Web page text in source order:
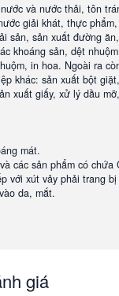
và nước thải, tôn
giải khát, thực
sản, sản xuất đường
khoáng sản, dệt
in hoa. Ngoài ra
khác: sản xuất bột
xuất giấy, xử lý dầu
mát.
các sản phẩm có
với xút vảy phải trang
da, mắt.
giá